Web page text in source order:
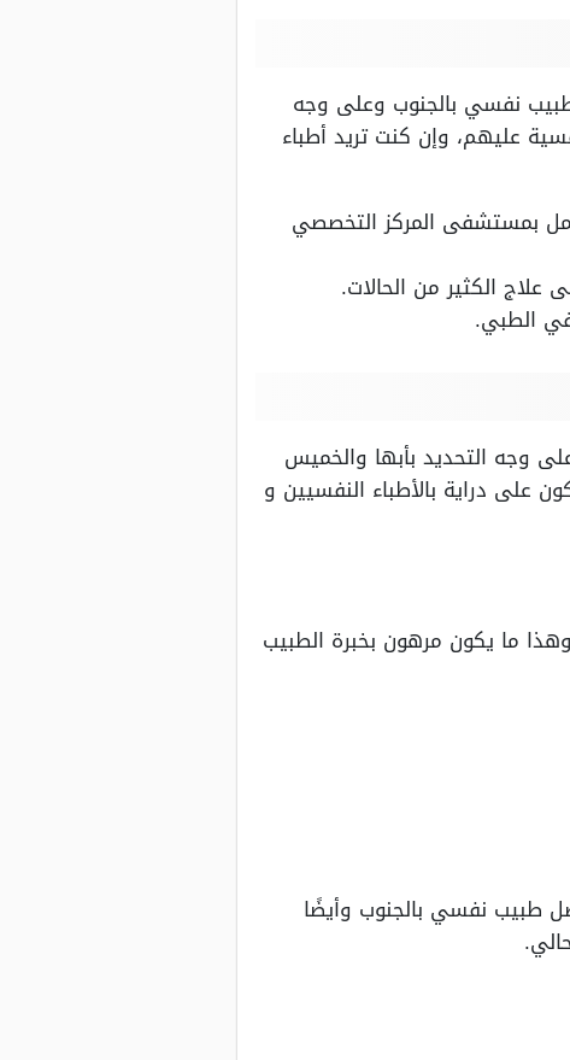
نفسي بالجنوب وعلى وجه
عليهم، وإن كنت تريد أطباء
بمستشفى المركز التخصصي
علاج الكثير من الحالات.
الطبي.
وجه التحديد بأبها والخميس
على دراية بالأطباء النفسيين و
ما يكون مرهون بخبرة الطبيب
طبيب نفسي بالجنوب وأيضًا